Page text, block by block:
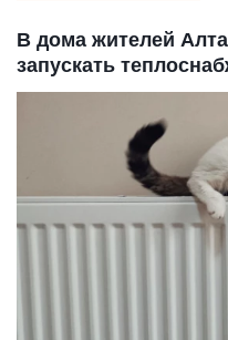
В дома жителей
запускать